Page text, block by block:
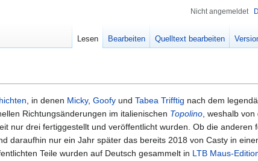
, in denen Micky, Goofy und Tabea Trifftig nach dem
Richtungsänderungen im italienischen Topolino, weshalb von
nur drei fertiggestellt und veröffentlicht wurden. Ob die anderen
daraufhin nur ein Jahr später das bereits 2018 von Casty in
Teile wurden auf Deutsch gesammelt in LTB Maus-
Nicht angemeldet
Lesen Bearbeiten Quelltext bearbeiten